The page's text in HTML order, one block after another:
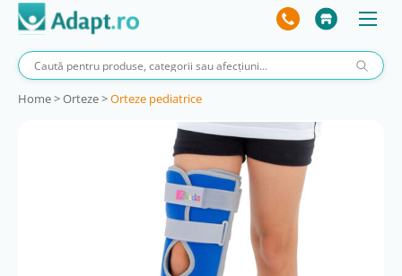
Home>Orteze>Orteze pediatrice